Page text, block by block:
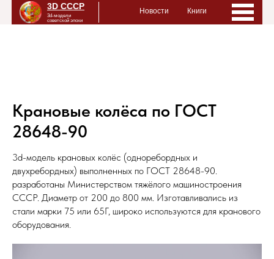
3D СССР
3d-модели
советской эпохи
Новости Книги
Города
Html code will be here
Крановые колёса по ГОСТ
28648-90
3d-модель крановых колёс (одноребордных и
двухребордных) выполненных по ГОСТ 28648-90.
разработаны Министерством тяжёлого машиностроения
СССР. Диаметр от 200 до 800 мм. Изготавливались из
стали марки 75 или 65Г, широко используются для кранового
оборудования.